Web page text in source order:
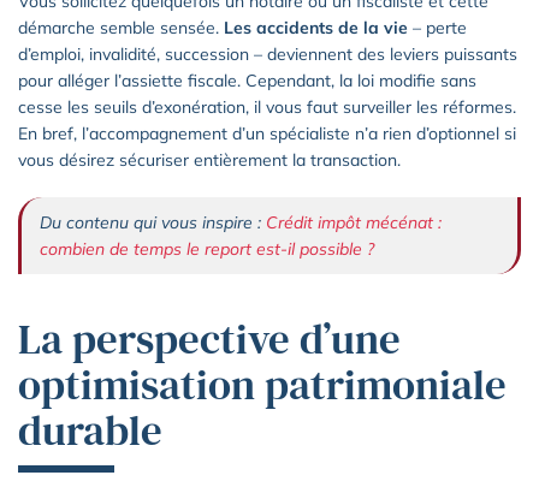
démarche semble sensée. Les accidents de la vie – perte
d’emploi, invalidité, succession – deviennent des leviers puissants
pour alléger l’assiette fiscale. Cependant, la loi modifie sans
cesse les seuils d’exonération, il vous faut surveiller les réformes.
En bref, l’accompagnement d’un spécialiste n’a rien d’optionnel si
vous désirez sécuriser entièrement la transaction.
Du contenu qui vous inspire : Crédit impôt mécénat :
combien de temps le report est-il possible ?
La perspective d’une
optimisation patrimoniale
durable